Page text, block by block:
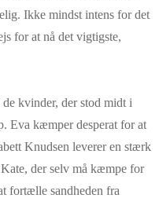
Ikke mindst intens for det
for at nå det vigtigste,
kvinder, der stod midt i
Eva kæmper desperat for at
Knudsen leverer en stærk
der selv må kæmpe for
fortælle sandheden fra